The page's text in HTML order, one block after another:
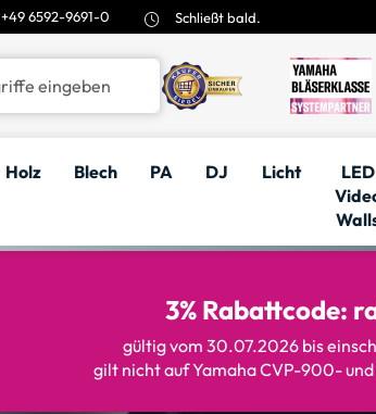
+49 6592-9691-0 Schließt bald.
Holz Blech PA DJ Licht
LED
3% Rabattcode:
gültig vom 30.07.2026 bis
gilt nicht auf Yamaha CVP-900-